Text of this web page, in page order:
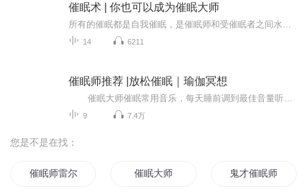
催眠术 | 你也可以成为催眠大师
14 6211
催眠师推荐 |放松催眠｜瑜伽冥想
9 7.4万
您是不是在找：
催眠师雷尔 催眠大师 鬼才催眠师